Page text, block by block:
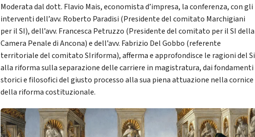
Moderata dal dott. Flavio Mais, economista d’impresa, la conferenza, con gli
interventi dell’avv. Roberto Paradisi (Presidente del comitato Marchigiani
per il SI), dell’avv. Francesca Petruzzo (Presidente del comitato per il SI della
Camera Penale di Ancona) e dell’avv. Fabrizio Del Gobbo (referente
territoriale del comitato SIriforma), afferma e approfondisce le ragioni del Si
alla riforma sulla separazione delle carriere in magistratura, dai fondamenti
storici e filosofici del giusto processo alla sua piena attuazione nella cornice
della riforma costituzionale.